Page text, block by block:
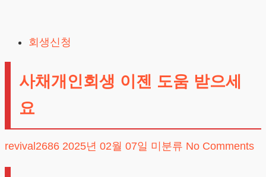
content
회생신청
사채개인회생 이젠 도움 받으세
요
revival2686 2025년 02월 07일 미분류 No Comments